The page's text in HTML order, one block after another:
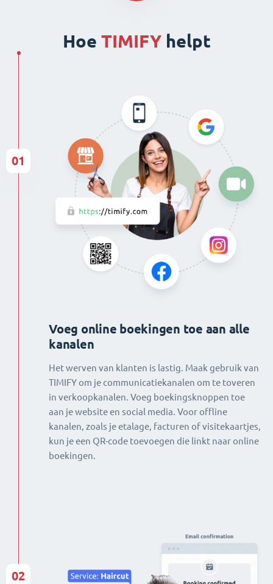
Hoe TIMIFYhelpt
Voeg online boekingen toe aan alle
kanalen
Het werven van klanten is lastig. Maak gebruik van
TIMIFY om je communicatiekanalen om te toveren
in verkoopkanalen. Voeg boekingsknoppen toe
aan je website en social media. Voor offline
kanalen, zoals je etalage, facturen of visitekaartjes,
kun je een QR-code toevoegen die linkt naar online
boekingen.
01
02